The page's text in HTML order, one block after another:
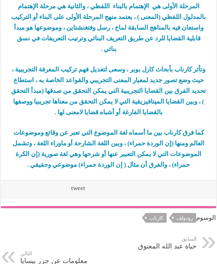
المرحلة الأولى هي الإهتمام بالبناء اللفظي ، والثانية هي مرحلة الإهتمام
بالمدلول اللفظي (المعنى ) ، يعتمد منهج المرحلة الأولى على البناء أو التركيب
واستعان فيه بالمناهج السابقة لماخ ، رسل وفتغنشتاين ، وموضوعها هو مبدأ
قابلية القضايا للرد عن طريق التعريف البنائي وترتيب التعريفات في نسق
بنائي .
وتأثر كارناب بأبحاث كارل بوبر ، وسعى لتعديل فهم تركيب المعرفة التجريبية ،
حيث وضع تصور جديد لمعيار المعنى التجريبي والقواعد الخاصة به ، استطاع
تحديد الفرق بين القضايا التجريبية التي يمكن التحقق من صدقها (مبدأ التحقق
) ، وبين القضايا الميتافيزيقية التي لا يمكن التحقق من معناها تجريبيا ووصفها
بالقضايا الفارغة أو أشباه قضايا لامعنى لها .
كما فرق كارناب بين ما أسماه لغة الموضوع التي تعبر عن وقائع وموضوعات
العالم ومنها (إن الوردة حمراء) ، وبين اللغة الشارحة أو ماوراء اللغة ، وتشمل
الموضوعات التي لا يمكن التعبير عنها أو شرحها وهي لغة صورية (إن الكرة
حمراء) ، والفرق أن مثال ( إن الوردة حمراء) موضوعي وحقيقي .
tweet
الوسوم رودولف كارناب
السابق
حياة عبد الله المعتوق
التالي
معلومات عن جزر بيسايا